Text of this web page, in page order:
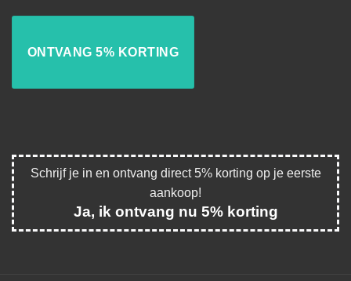
Schrijf je in en ontvang direct 5% korting op je eerste
aankoop!
Ja, ik ontvang nu 5% korting